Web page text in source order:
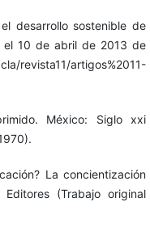
desarrollo sostenible de
el 10 de abril de 2013 de
revista11/artigos%2011-
México: Siglo xxi
La concientización
(Trabajo original